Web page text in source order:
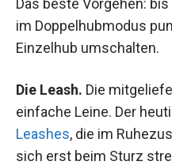
im Doppelhubmodus
Einzelhub umschalten.
Die Leash. Die
einfache Leine. Der
Leashes, die im
sich erst beim Sturz